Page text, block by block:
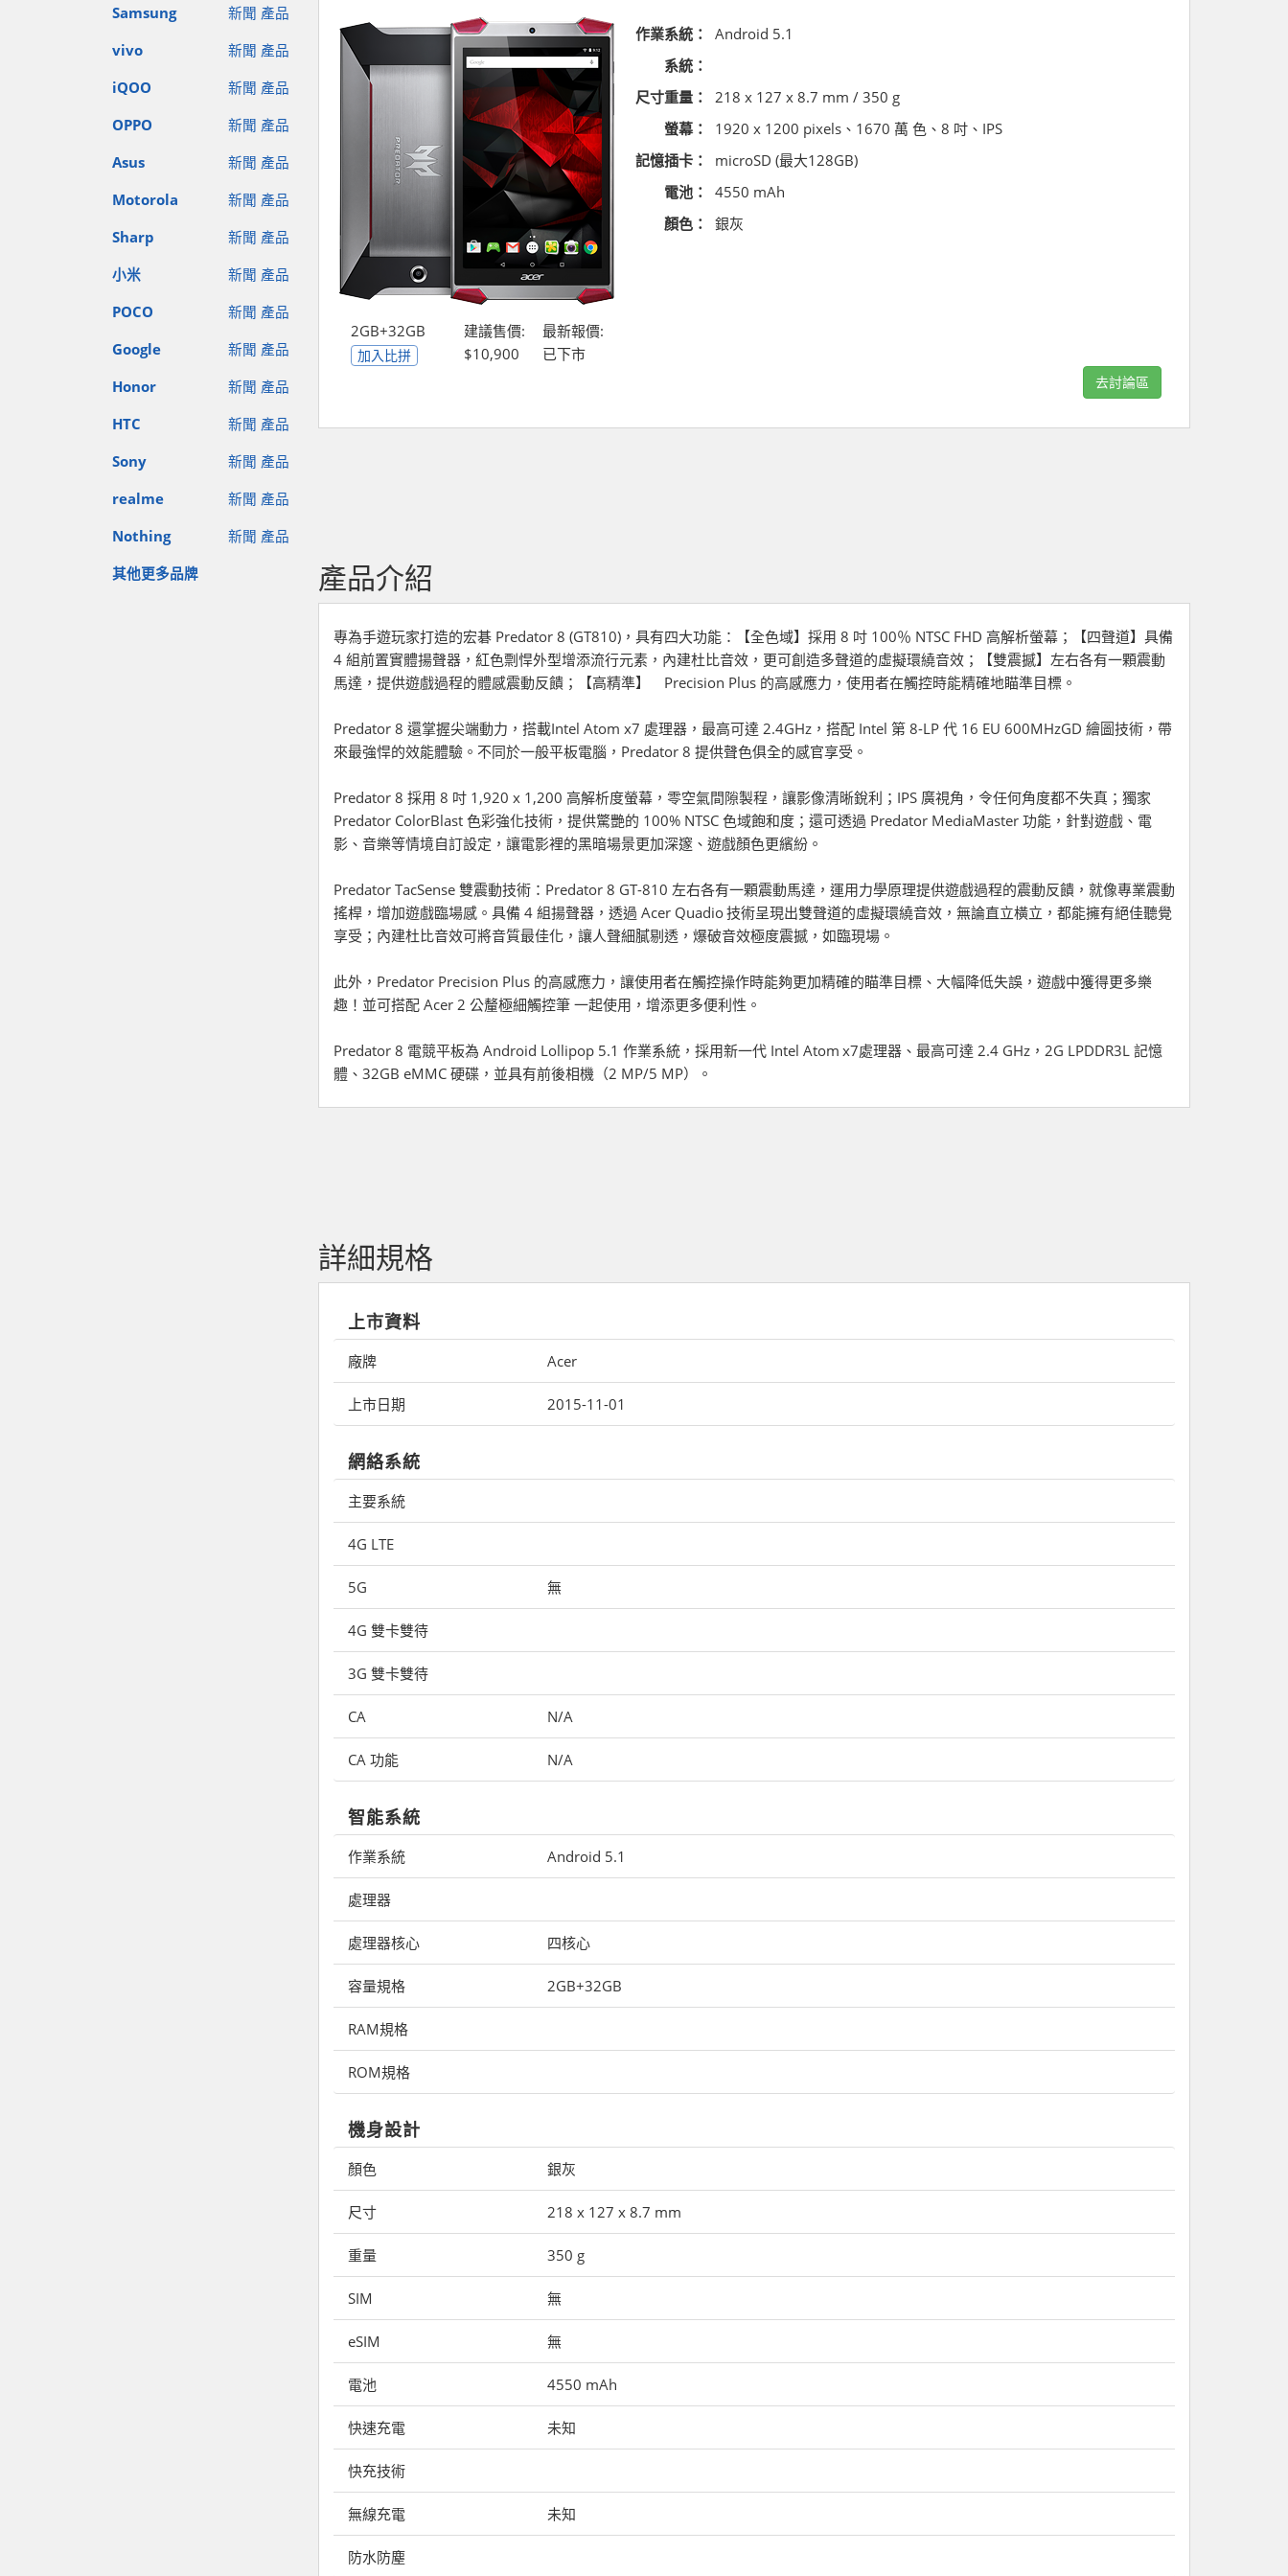
Samsung
新聞 產品
vivo
新聞 產品
iQOO
新聞 產品
OPPO
新聞 產品
Asus
新聞 產品
Motorola
新聞 產品
Sharp
新聞 產品
小米
新聞 產品
POCO
新聞 產品
Google
新聞 產品
Honor
新聞 產品
HTC
新聞 產品
Sony
新聞 產品
realme
新聞 產品
Nothing
新聞 產品
其他更多品牌
2GB+32GB
加入比拼
建議售價:
$10,900
最新報價:
已下市
作業系統：
Android 5.1
系統：
尺寸重量：
218 x 127 x 8.7 mm / 350 g
螢幕：
1920 x 1200 pixels、1670 萬 色、8 吋、IPS
記憶插卡：
microSD (最大128GB)
電池：
4550 mAh
顏色：
銀灰
去討論區
產品介紹
專為手遊玩家打造的宏碁 Predator 8 (GT810)，具有四大功能：【全色域】採用 8 吋 100％ NTSC FHD 高解析螢幕；【四聲道】具備
4 組前置實體揚聲器，紅色剽悍外型增添流行元素，內建杜比音效，更可創造多聲道的虛擬環繞音效；【雙震撼】左右各有一顆震動
馬達，提供遊戲過程的體感震動反饋；【高精準】 Precision Plus 的高感應力，使用者在觸控時能精確地瞄準目標。
Predator 8 還掌握尖端動力，搭載Intel Atom x7 處理器，最高可達 2.4GHz，搭配 Intel 第 8-LP 代 16 EU 600MHzGD 繪圖技術，帶
來最強悍的效能體驗。不同於一般平板電腦，Predator 8 提供聲色俱全的感官享受。
Predator 8 採用 8 吋 1,920 x 1,200 高解析度螢幕，零空氣間隙製程，讓影像清晰銳利；IPS 廣視角，令任何角度都不失真；獨家
Predator ColorBlast 色彩強化技術，提供驚艷的 100% NTSC 色域飽和度；還可透過 Predator MediaMaster 功能，針對遊戲、電
影、音樂等情境自訂設定，讓電影裡的黑暗場景更加深邃、遊戲顏色更繽紛。
Predator TacSense 雙震動技術：Predator 8 GT-810 左右各有一顆震動馬達，運用力學原理提供遊戲過程的震動反饋，就像專業震動
搖桿，增加遊戲臨場感。具備 4 組揚聲器，透過 Acer Quadio技術呈現出雙聲道的虛擬環繞音效，無論直立橫立，都能擁有絕佳聽覺
享受；內建杜比音效可將音質最佳化，讓人聲細膩剔透，爆破音效極度震撼，如臨現場。
此外，Predator Precision Plus 的高感應力，讓使用者在觸控操作時能夠更加精確的瞄準目標、大幅降低失誤，遊戲中獲得更多樂
趣！並可搭配 Acer 2 公釐極細觸控筆 一起使用，增添更多便利性。
Predator 8 電競平板為 Android Lollipop 5.1 作業系統，採用新一代 Intel Atom x7處理器、最高可達 2.4 GHz，2G LPDDR3L 記憶
體、32GB eMMC 硬碟，並具有前後相機（2 MP/5 MP）。
詳細規格
上市資料
廠牌 Acer
上市日期 2015-11-01
網絡系統
主要系統
4G LTE
5G 無
4G 雙卡雙待
3G 雙卡雙待
CA N/A
CA 功能 N/A
智能系統
作業系統 Android 5.1
處理器
處理器核心 四核心
容量規格 2GB+32GB
RAM規格
ROM規格
機身設計
顏色 銀灰
尺寸 218 x 127 x 8.7 mm
重量 350 g
SIM 無
eSIM 無
電池 4550 mAh
快速充電 未知
快充技術
無線充電 未知
防水防塵